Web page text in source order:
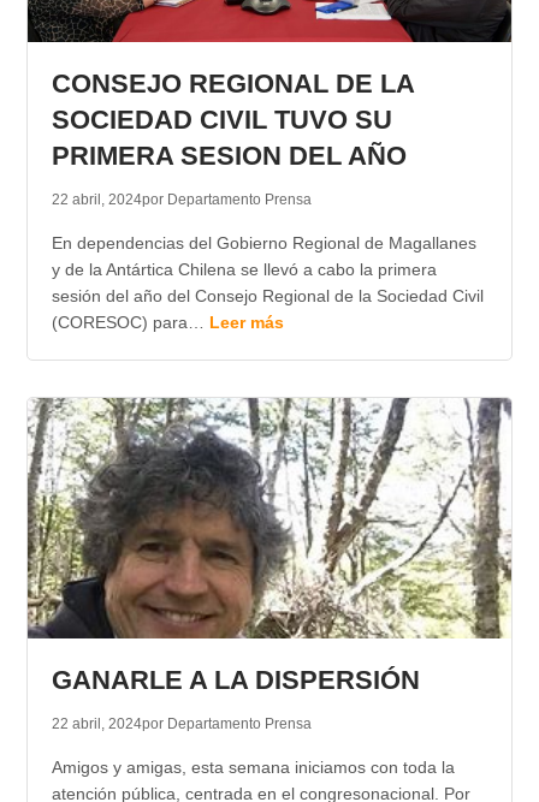
CONSEJO REGIONAL DE LA
SOCIEDAD CIVIL TUVO SU
PRIMERA SESION DEL AÑO
22 abril, 2024por Departamento Prensa
En dependencias del Gobierno Regional de Magallanes
y de la Antártica Chilena se llevó a cabo la primera
sesión del año del Consejo Regional de la Sociedad Civil
(CORESOC) para… Leer más
GANARLE A LA DISPERSIÓN
22 abril, 2024por Departamento Prensa
Amigos y amigas, esta semana iniciamos con toda la
atención pública, centrada en el congresonacional. Por